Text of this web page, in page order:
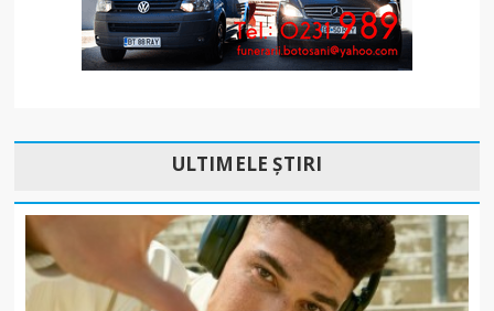
ULTIMELE ȘTIRI